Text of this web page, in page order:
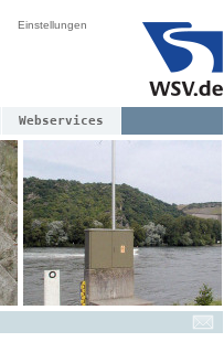
Einstellungen
Webservices